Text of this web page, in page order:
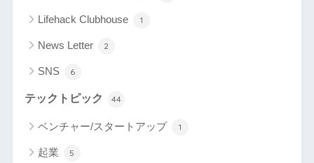
Lifehack Clubhouse 1
News Letter 2
SNS 6
テックトピック 44
ベンチャー/スタートアップ 1
起業 5